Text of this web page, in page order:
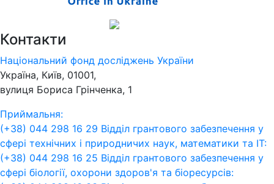
Контакти
Національний фонд досліджень України
Україна, Київ, 01001,
вулиця Бориса Грінченка, 1
Приймальня:
(+38) 044 298 16 29 Відділ грантового забезпечення у
сфері технічних і природничих наук, математики та ІТ:
(+38) 044 298 16 25 Відділ грантового забезпечення у
сфері біології, охорони здоров'я та біоресурсів: